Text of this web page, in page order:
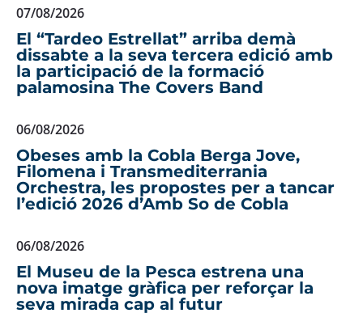
07/08/2026
El “Tardeo Estrellat” arriba demà
dissabte a la seva tercera edició amb
la participació de la formació
palamosina The Covers Band
06/08/2026
Obeses amb la Cobla Berga Jove,
Filomena i Transmediterrania
Orchestra, les propostes per a tancar
l’edició 2026 d’Amb So de Cobla
06/08/2026
El Museu de la Pesca estrena una
nova imatge gràfica per reforçar la
seva mirada cap al futur